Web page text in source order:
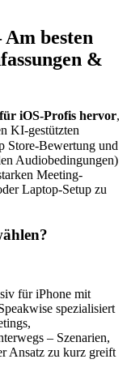
besten
&
für iOS-Profis hervor,
KI-gestützten
Store-Bewertung und
Audiobedingungen)
Meeting-
Laptop-Setup zu
für iPhone mit
spezialisiert
– Szenarien,
Ansatz zu kurz greift